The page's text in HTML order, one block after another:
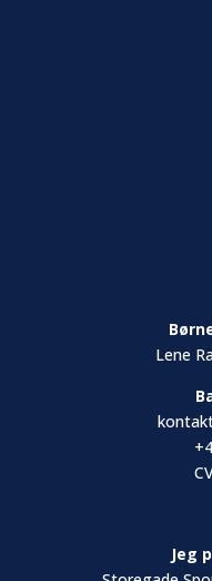
Lene
Jeg